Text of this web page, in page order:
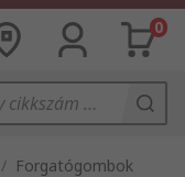
0
/ Forgatógombok